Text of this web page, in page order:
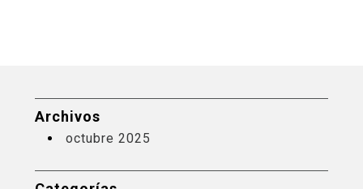
Archivos
octubre 2025